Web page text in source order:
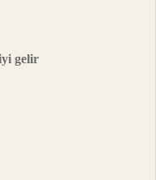
gelir